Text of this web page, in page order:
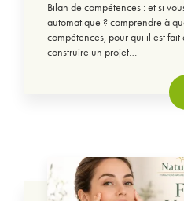
Bilan de compétences : et si
automatique ? comprendre à
compétences, pour qui il est
construire un projet…